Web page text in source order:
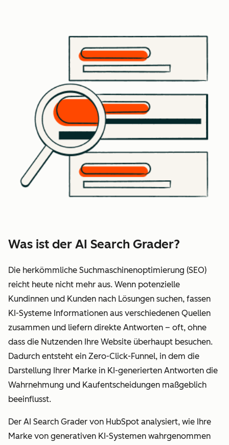
Was ist der AI Search Grader?
Die herkömmliche Suchmaschinenoptimierung (SEO)
reicht heute nicht mehr aus. Wenn potenzielle
Kundinnen und Kunden nach Lösungen suchen, fassen
KI-Systeme Informationen aus verschiedenen Quellen
zusammen und liefern direkte Antworten – oft, ohne
dass die Nutzenden Ihre Website überhaupt besuchen.
Dadurch entsteht ein Zero-Click-Funnel, in dem die
Darstellung Ihrer Marke in KI-generierten Antworten die
Wahrnehmung und Kaufentscheidungen maßgeblich
beeinflusst.
Der AI Search Grader von HubSpot analysiert, wie Ihre
Marke von generativen KI-Systemen wahrgenommen